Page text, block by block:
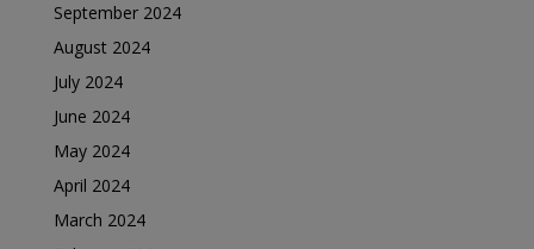
September 2024
August 2024
July 2024
June 2024
May 2024
April 2024
March 2024